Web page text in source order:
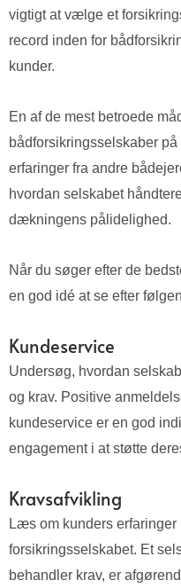
vigtigt at vælge et
record inden for
kunder.
En af de mest betroede
bådforsikringsselskaber
erfaringer fra andre
hvordan selskabet
dækningens pålidelighed.
Når du søger efter de
en god idé at se efter
Kundeservice
Undersøg, hvordan
og krav. Positive
kundeservice er en god
engagement i at støtte
Kravsafvikling
Læs om kunders
forsikringsselskabet. Et
behandler krav, er